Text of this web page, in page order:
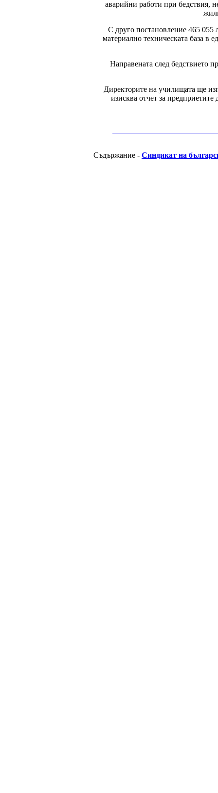
аварийни работи при бедствия,
С друго постановление 465 055
материално техническата база
Направената след бедствието
Директорите на училищата ще
изисква отчет за
Съдържание - Синдикат на